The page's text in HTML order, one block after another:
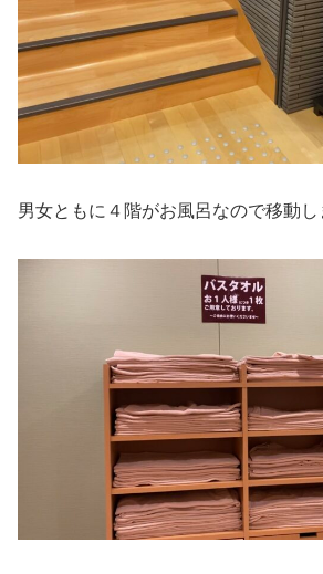
男女ともに４階がお風呂なので移動し